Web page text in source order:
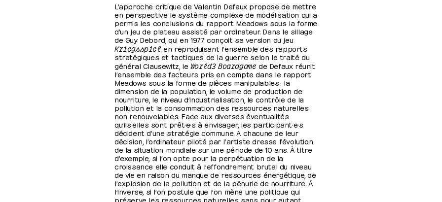
L’approche critique de Valentin Defaux propose de mettre
en perspective le système complexe de modélisation qui a
permis les conclusions du rapport Meadows sous la forme
d’un jeu de plateau assisté par ordinateur. Dans le sillage
de Guy Debord, qui en 1977 conçoit sa version du jeu
Kriegsspiel en reproduisant l’ensemble des rapports
stratégiques et tactiques de la guerre selon le traité du
général Clausewitz, le World3 Boardgame de Defaux réunit
l’ensemble des facteurs pris en compte dans le rapport
Meadows sous la forme de pièces manipulables : la
dimension de la population, le volume de production de
nourriture, le niveau d’industrialisation, le contrôle de la
pollution et la consommation des ressources naturelles
non renouvelables. Face aux diverses éventualités
qu’ils·elles sont prêt·e·s à envisager, les participant·e·s
décident d’une stratégie commune. A chacune de leur
décision, l’ordinateur piloté par l’artiste dresse l’évolution
de la situation mondiale sur une période de 10 ans. À titre
d’exemple, si l’on opte pour la perpétuation de la
croissance elle conduit à l’effondrement brutal du niveau
de vie en raison du manque de ressources énergétique, de
l’explosion de la pollution et de la pénurie de nourriture. À
l’inverse, si l’on postule que l’on mène une politique qui
préserve les ressources naturelles sans pour autant